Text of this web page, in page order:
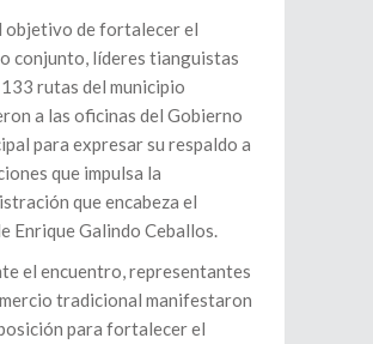
objetivo de fortalecer el
conjunto, líderes tianguistas
rutas del municipio
a las oficinas del Gobierno
para expresar su respaldo a
que impulsa la
que encabeza el
Enrique Galindo Ceballos.
el encuentro, representantes
tradicional manifestaron
para fortalecer el